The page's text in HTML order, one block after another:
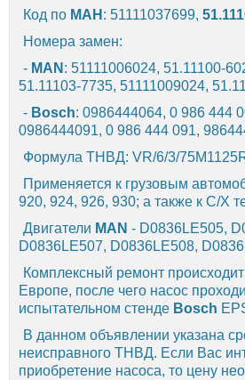
Код по МАН : 51111037699,
Номера замен:
- MAN : 51111006024, 51.11100-
51.11103-7735, 51111009024,
- Bosch: 0986444064, 0 986 444
0986444091, 0 986 444 091,
Формула ТНВД: VR/6/3/
Применяется к грузовым
920, 924, 926, 930; а также к С/Х
Двигатели MAN - D0836LE505,
D0836LE507, D0836LE508,
Комплексный ремонт
Европе, после чего насос
испытательном стенде Bosch
В данном объявлении указана
неисправного ТНВД. Если Вас
приобретение насоса, то цену